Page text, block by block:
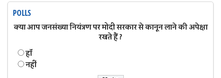
POLLS
क्या आप जनसंख्या नियंत्रण पर मोदी सरकार से कानून लाने की अपेक्षा
रखते हैं ?
हॉं
नहीं